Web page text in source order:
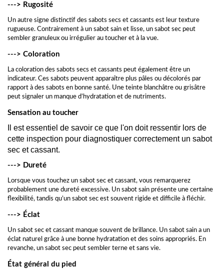
---> Rugosité
Un autre signe distinctif des sabots secs et cassants est leur texture
rugueuse. Contrairement à un sabot sain et lisse, un sabot sec peut
sembler granuleux ou irrégulier au toucher et à la vue.
---> Coloration
La coloration des sabots secs et cassants peut également être un
indicateur. Ces sabots peuvent apparaître plus pâles ou décolorés par
rapport à des sabots en bonne santé. Une teinte blanchâtre ou grisâtre
peut signaler un manque d’hydratation et de nutriments.
Sensation au toucher
Il est essentiel de savoir ce que l'on doit ressentir lors de
cette inspection pour diagnostiquer correctement un sabot
sec et cassant.
---> Dureté
Lorsque vous touchez un sabot sec et cassant, vous remarquerez
probablement une dureté excessive. Un sabot sain présente une certaine
flexibilité, tandis qu’un sabot sec est souvent rigide et difficile à fléchir.
---> Éclat
Un sabot sec et cassant manque souvent de brillance. Un sabot sain a un
éclat naturel grâce à une bonne hydratation et des soins appropriés. En
revanche, un sabot sec peut sembler terne et sans vie.
État général du pied